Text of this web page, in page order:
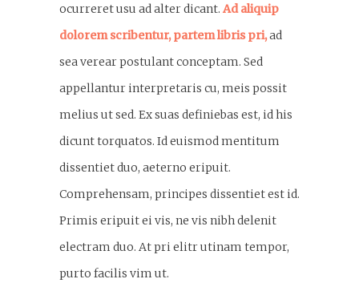
ocurreret usu ad alter dicant. Ad aliquip
dolorem scribentur, partem libris pri,ad
sea verear postulant conceptam. Sed
appellantur interpretaris cu, meis possit
melius ut sed. Ex suas definiebas est, id his
dicunt torquatos. Id euismod mentitum
dissentiet duo, aeterno eripuit.
Comprehensam, principes dissentiet est id.
Primis eripuit ei vis, ne vis nibh delenit
electram duo. At pri elitr utinam tempor,
purto facilis vim ut.